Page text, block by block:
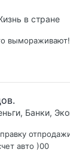
в стране
вымораживают!
Банки,
авто )00